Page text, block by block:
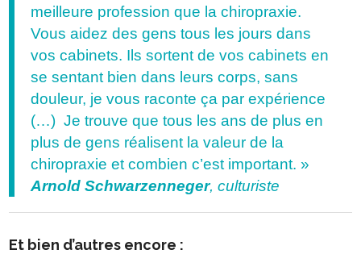
meilleure profession que la chiropraxie.
Vous aidez des gens tous les jours dans
vos cabinets. Ils sortent de vos cabinets en
se sentant bien dans leurs corps, sans
douleur, je vous raconte ça par expérience
(…) Je trouve que tous les ans de plus en
plus de gens réalisent la valeur de la
chiropraxie et combien c’est important. »
Arnold Schwarzenneger, culturiste
Et bien d’autres encore :